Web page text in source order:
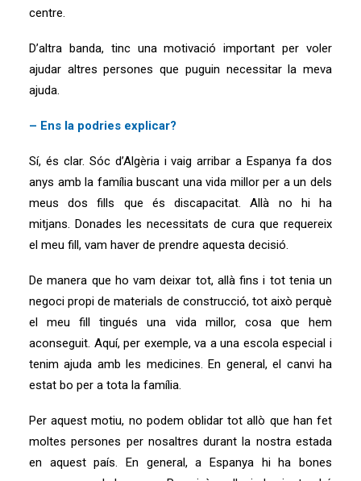
centre.
D’altra banda, tinc una motivació important per voler
ajudar altres persones que puguin necessitar la meva
ajuda.
– Ens la podries explicar?
Sí, és clar. Sóc d’Algèria i vaig arribar a Espanya fa dos
anys amb la família buscant una vida millor per a un dels
meus dos fills que és discapacitat. Allà no hi ha
mitjans. Donades les necessitats de cura que requereix
el meu fill, vam haver de prendre aquesta decisió.
De manera que ho vam deixar tot, allà fins i tot tenia un
negoci propi de materials de construcció, tot això perquè
el meu fill tingués una vida millor, cosa que hem
aconseguit. Aquí, per exemple, va a una escola especial i
tenim ajuda amb les medicines. En general, el canvi ha
estat bo per a tota la família.
Per aquest motiu, no podem oblidar tot allò que han fet
moltes persones per nosaltres durant la nostra estada
en aquest país. En general, a Espanya hi ha bones